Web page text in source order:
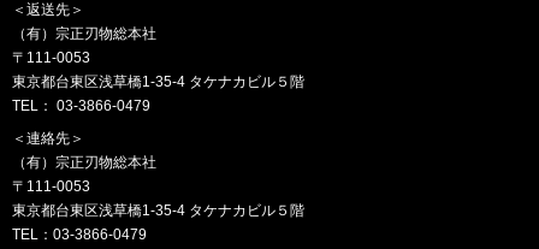
＜返送先＞
（有）宗正刃物総本社
〒111-0053
東京都台東区浅草橋1-35-4 タケナカビル５階
TEL： 03-3866-0479
＜連絡先＞
（有）宗正刃物総本社
〒111-0053
東京都台東区浅草橋1-35-4 タケナカビル５階
TEL：03-3866-0479